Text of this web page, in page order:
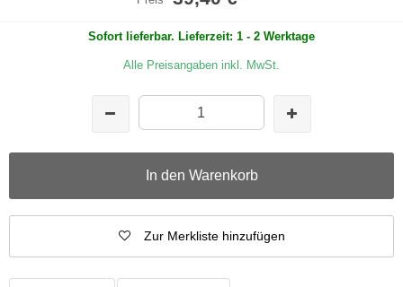
Sofort lieferbar. Lieferzeit: 1 - 2 Werktage
Alle Preisangaben inkl. MwSt.
In den Warenkorb
Zur Merkliste hinzufügen